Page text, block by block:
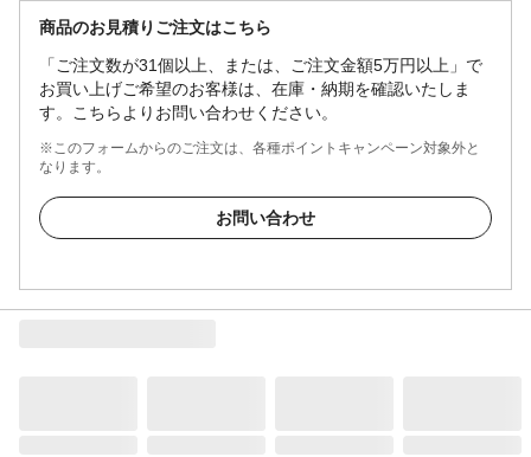
商品のお見積りご注文はこちら
「ご注文数が31個以上、または、ご注文金額5万円以上」で
お買い上げご希望のお客様は、在庫・納期を確認いたしま
す。こちらよりお問い合わせください。
※このフォームからのご注文は、各種ポイントキャンペーン対象外と
なります。
お問い合わせ